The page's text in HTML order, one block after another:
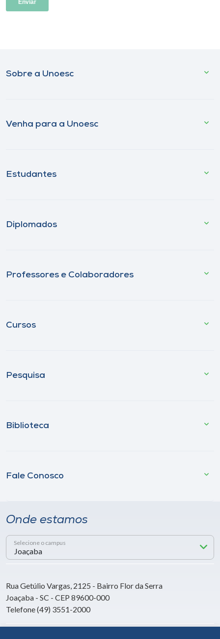
Sobre a Unoesc
Venha para a Unoesc
Estudantes
Diplomados
Professores e Colaboradores
Cursos
Pesquisa
Biblioteca
Fale Conosco
Onde estamos
Selecione o campus
Rua Getúlio Vargas, 2125 - Bairro Flor da Serra
Joaçaba - SC - CEP 89600-000
Telefone (49) 3551-2000